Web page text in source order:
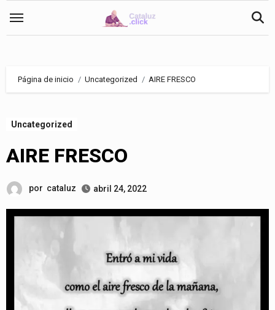
Página de inicio Uncategorized AIRE FRESCO
Uncategorized
AIRE FRESCO
por cataluz abril 24, 2022